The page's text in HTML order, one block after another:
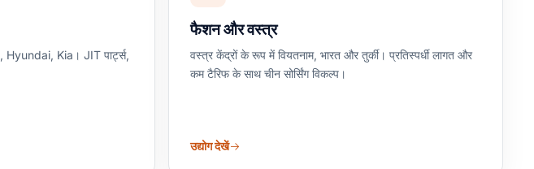
Hyundai, Kia। JIT पार्ट्स,
फैशन और वस्त्र
वस्त्र केंद्रों के रूप में वियतनाम, भारत और तुर्की। प्रतिस्पर्धी लागत और
कम टैरिफ के साथ चीन सोर्सिंग विकल्प।
उद्योग देखें